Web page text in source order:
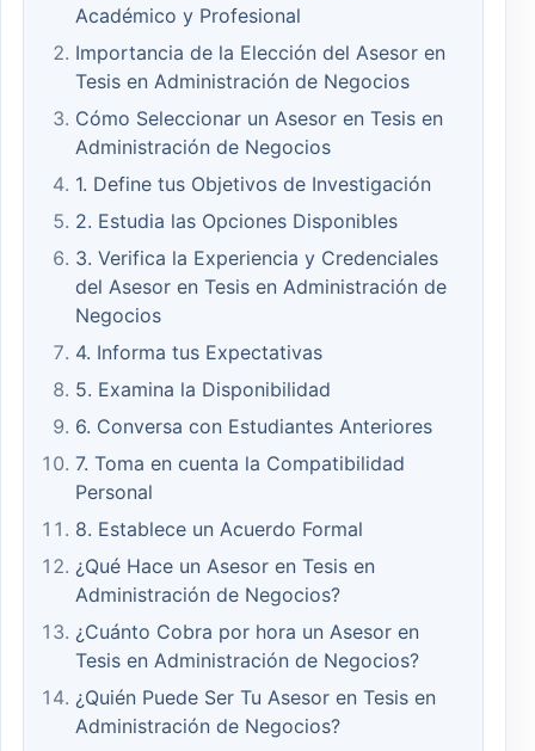
Académico y Profesional
Importancia de la Elección del Asesor en
Tesis en Administración de Negocios
Cómo Seleccionar un Asesor en Tesis en
Administración de Negocios
1. Define tus Objetivos de Investigación
2. Estudia las Opciones Disponibles
3. Verifica la Experiencia y Credenciales
del Asesor en Tesis en Administración de
Negocios
4. Informa tus Expectativas
5. Examina la Disponibilidad
6. Conversa con Estudiantes Anteriores
7. Toma en cuenta la Compatibilidad
Personal
8. Establece un Acuerdo Formal
¿Qué Hace un Asesor en Tesis en
Administración de Negocios?
¿Cuánto Cobra por hora un Asesor en
Tesis en Administración de Negocios?
¿Quién Puede Ser Tu Asesor en Tesis en
Administración de Negocios?